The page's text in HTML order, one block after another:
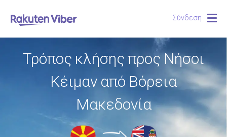
Σύνδεση
Τρόπος κλήσης προς Νήσοι
Κέιμαν από Βόρεια
Μακεδονία